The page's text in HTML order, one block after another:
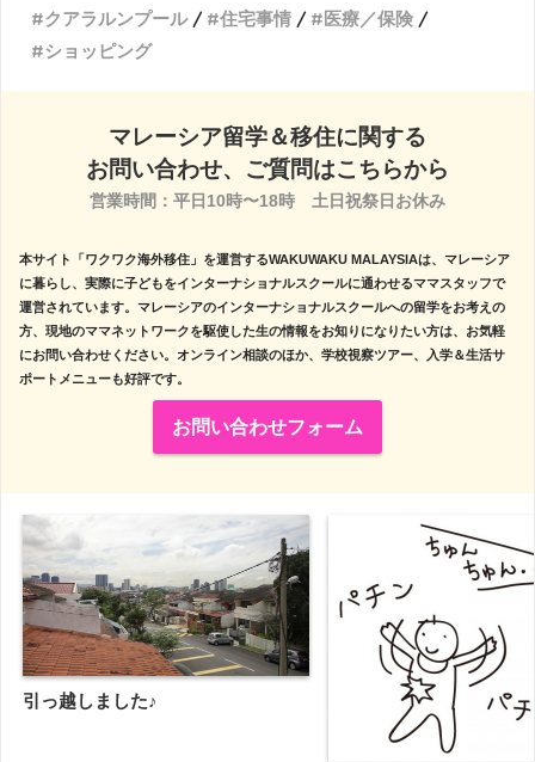
クアラルンプール
住宅事情
医療／保険
ショッピング
マレーシア留学＆移住に関する
お問い合わせ、ご質問はこちらから
営業時間：平日10時〜18時　土日祝祭日お休み
本サイト「ワクワク海外移住」を運営するWAKUWAKU MALAYSIAは、マレーシア
に暮らし、実際に子どもをインターナショナルスクールに通わせるママスタッフで
運営されています。マレーシアのインターナショナルスクールへの留学をお考えの
方、現地のママネットワークを駆使した生の情報をお知りになりたい方は、お気軽
にお問い合わせください。オンライン相談のほか、学校視察ツアー、入学＆生活サ
ポートメニューも好評です。
お問い合わせフォーム
引っ越しました♪